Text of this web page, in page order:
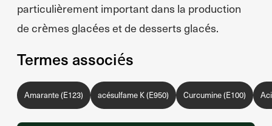
particulièrement important dans la production
de crèmes glacées et de desserts glacés.
Termes associés
Amarante (E123) acésulfame K (E950) Curcumine (E100)